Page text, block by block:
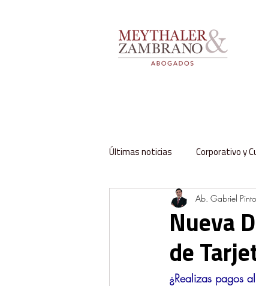
Últimas noticias Corporativo y
Impuestos y Aduanas
Regulación y Sector Público
Nueva
de
Ab. Gabriel Pinto
¿Realizas pagos